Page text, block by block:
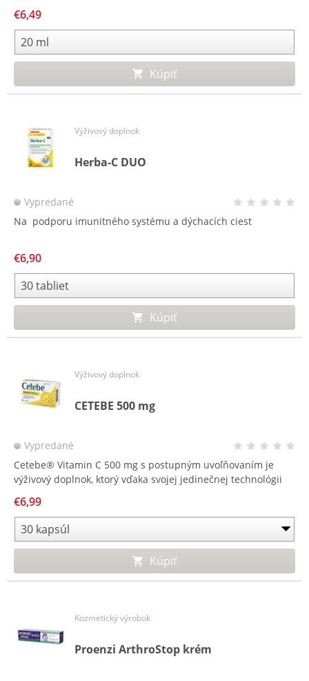
€6,49
Kúpiť
Výživový doplnok
Herba-C DUO
Vypredané
Na podporu imunitného systému a dýchacích ciest
€6,90
Kúpiť
Výživový doplnok
CETEBE 500 mg
Vypredané
Cetebe® Vitamin C 500 mg s postupným uvoľňovaním je
výživový doplnok, ktorý vďaka svojej jedinečnej technológii
organizmus vitamínom C po celý deň.
€6,99
Kúpiť
Kozmetický výrobok
Proenzi ArthroStop krém